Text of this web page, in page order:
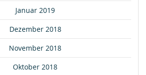
Januar 2019
Dezember 2018
November 2018
Oktober 2018